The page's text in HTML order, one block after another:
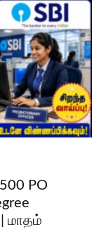
PO
மாதம்